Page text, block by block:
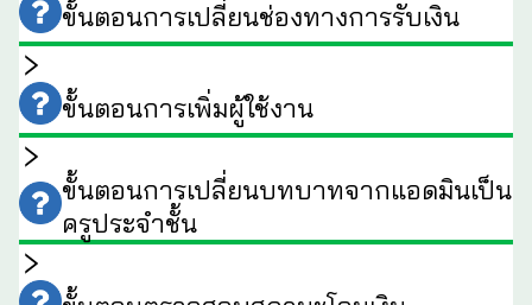
ขั้นตอนการเปลี่ยนช่องทางการรับเงิน
ขั้นตอนการเพิ่มผู้ใช้งาน
ขั้นตอนการเปลี่ยนบทบาทจากแอดมินเป็น
ครูประจำชั้น